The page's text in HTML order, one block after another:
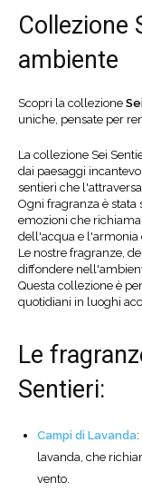
Collezione
ambiente
Scopri la collezione
uniche, pensate per
La collezione Sei
dai paesaggi
sentieri che
Ogni fragranza è stata
emozioni che
dell'acqua e l'armonia
Le nostre fragranze,
diffondere
Questa collezione è
quotidiani in luoghi
Le
Sentieri:
Campi di Lavanda
lavanda, che
vento.